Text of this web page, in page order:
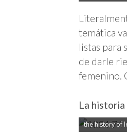
temática
listas para
de darle
femenino.
La
the history of